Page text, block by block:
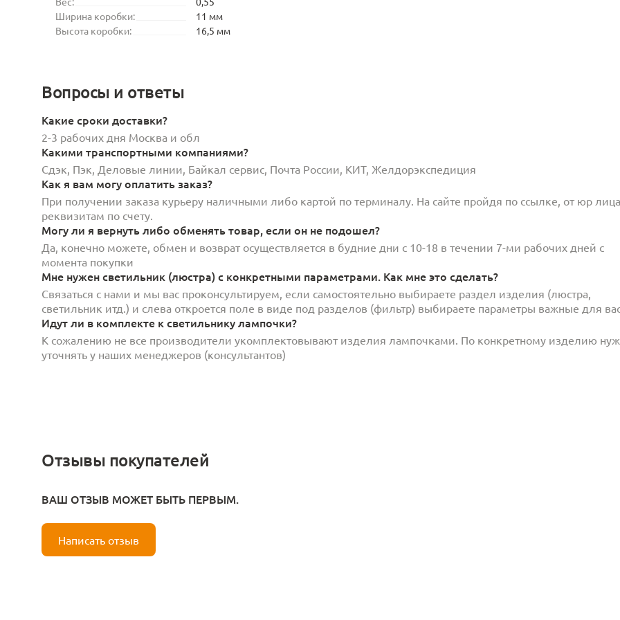
Ширина коробки:
11 мм
Высота коробки:
16,5 мм
Вопросы и ответы
Какие сроки доставки?
2-3 рабочих дня Москва и обл
Какими транспортными компаниями?
Сдэк, Пэк, Деловые линии, Байкал сервис, Почта России, КИТ, Желдорэкспедиция
Как я вам могу оплатить заказ?
При получении заказа курьеру наличными либо картой по терминалу. На сайте пройдя по ссылке, от юр
реквизитам по счету.
Могу ли я вернуть либо обменять товар, если он не подошел?
Да, конечно можете, обмен и возврат осуществляется в будние дни с 10-18 в течении 7-ми рабочих дней с
момента покупки
Мне нужен светильник (люстра) с конкретными параметрами. Как мне это сделать?
Связаться с нами и мы вас проконсультируем, если самостоятельно выбираете раздел изделия (люстра,
светильник итд.) и слева откроется поле в виде под разделов (фильтр) выбираете параметры важные для
Идут ли в комплекте к светильнику лампочки?
К сожалению не все производители укомплектовывают изделия лампочками. По конкретному изделию
уточнять у наших менеджеров (консультантов)
Отзывы покупателей
ВАШ ОТЗЫВ МОЖЕТ БЫТЬ ПЕРВЫМ.
Написать отзыв